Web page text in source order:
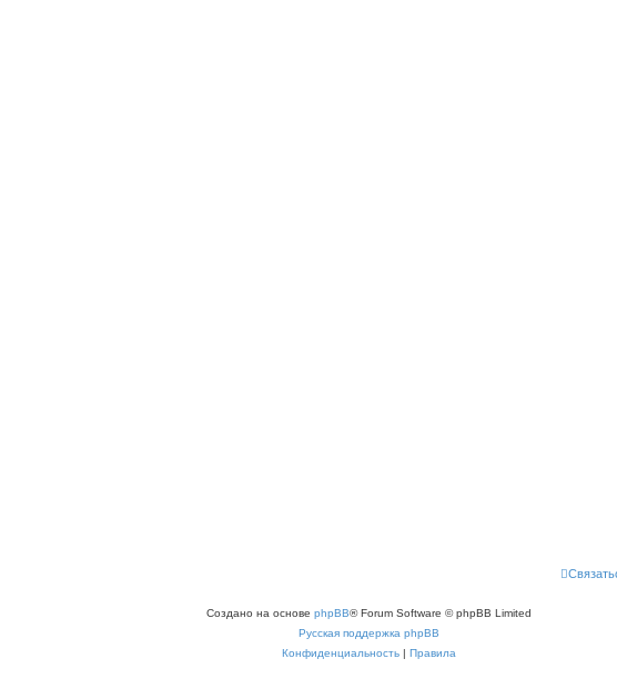
Создано на основе phpBB® Forum Software © phpBB Limited
Русская поддержка phpBB
Конфиденциальность | Правила